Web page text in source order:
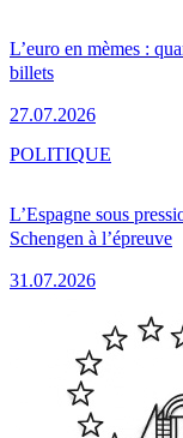
L’euro en mèmes :
billets
27.07.2026
L’Espagne sous
Schengen à l’épreuve
31.07.2026
POLITIQUE